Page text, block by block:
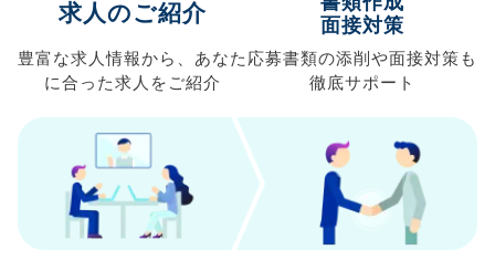
求人のご紹介
豊富な求人情報から、 あなた
に合った求人を ご紹介
面接対策
応募書類の添削や面接対策も
徹底サポート